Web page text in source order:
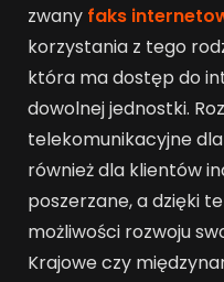
zwany faks
korzystania z tego
która ma dostęp do
dowolnej jednostki.
telekomunikacyjne
również dla klientów
poszerzane, a dzięki
możliwości rozwoju
Krajowe czy